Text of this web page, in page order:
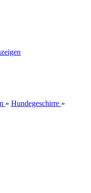
» Hundegeschirre »